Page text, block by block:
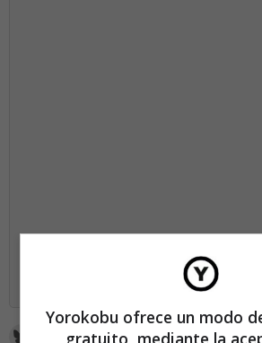
SUSCRÍBETE AHORA
Yorokobu ofrece un modo
gratuito, mediante la